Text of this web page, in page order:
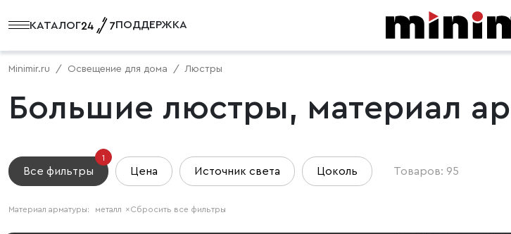
КАТАЛОГ ПОДДЕРЖКА
Minimir.ru Освещение для дома Люстры
Большие люстры, материал
Все фильтры
1
Цена Источник света Цоколь Товаров: 95
Сбросить все фильтры
Материал арматуры: металл ×